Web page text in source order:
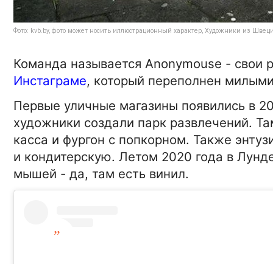
Фото: kvb.by, фото может носить иллюстрационный характер, Художники из
Команда называется Anonymouse - свои
Инстаграме, который переполнен
Первые уличные магазины появились в
художники создали парк развлечений.
касса и фургон с попкорном. Также
и кондитерскую. Летом 2020 года в
мышей - да, там есть винил.